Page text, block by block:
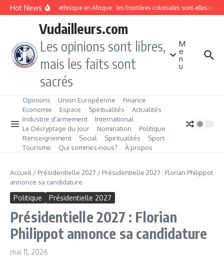
Aller au contenu
Hot NewsDivision ethnique en Afrique : les frontières coloniales sont‑elles
Vudailleurs.com
Les opinions sont libres,
mais les faits sont
sacrés
M
e
n
u
Opinions Union Européenne
Finance
Economie
Espace Spiritualités
Actualités
Industrie d’armement
International
Le Décryptage du Jour
Nomination
Politique
Renseignement
Social Spiritualités
Sport
Tourisme
Qui sommes‑nous? À propos
Accueil / Présidentielle 2027 / Présidentielle 2027 : Florian Philippot
annonce sa candidature
Politique Présidentielle 2027
Présidentielle 2027 : Florian
Philippot annonce sa candidature
mai 11, 2026